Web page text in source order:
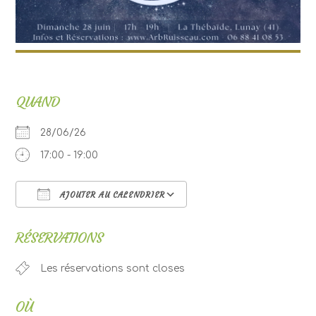
QUAND
28/06/26
17:00 - 19:00
AJOUTER AU CALENDRIER
RÉSERVATIONS
Les réservations sont closes
OÙ